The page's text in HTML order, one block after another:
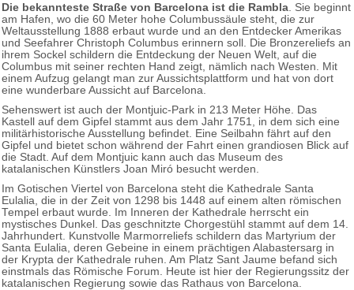
Die bekannteste Straße von Barcelona ist die Rambla . Sie beginnt
am Hafen, wo die 60 Meter hohe Columbussäule steht, die zur
Weltausstellung 1888 erbaut wurde und an den Entdecker Amerikas
und Seefahrer Christoph Columbus erinnern soll. Die Bronzereliefs an
ihrem Sockel schildern die Entdeckung der Neuen Welt, auf die
Columbus mit seiner rechten Hand zeigt, nämlich nach Westen. Mit
einem Aufzug gelangt man zur Aussichtsplattform und hat von dort
eine wunderbare Aussicht auf Barcelona.
Sehenswert ist auch der Montjuic-Park in 213 Meter Höhe. Das
Kastell auf dem Gipfel stammt aus dem Jahr 1751, in dem sich eine
militärhistorische Ausstellung befindet. Eine Seilbahn fährt auf den
Gipfel und bietet schon während der Fahrt einen grandiosen Blick auf
die Stadt. Auf dem Montjuic kann auch das Museum des
katalanischen Künstlers Joan Miró besucht werden.
Im Gotischen Viertel von Barcelona steht die Kathedrale Santa
Eulalia, die in der Zeit von 1298 bis 1448 auf einem alten römischen
Tempel erbaut wurde. Im Inneren der Kathedrale herrscht ein
mystisches Dunkel. Das geschnitzte Chorgestühl stammt auf dem 14.
Jahrhundert. Kunstvolle Marmorreliefs schildern das Martyrium der
Santa Eulalia, deren Gebeine in einem prächtigen Alabastersarg in
der Krypta der Kathedrale ruhen. Am Platz Sant Jaume befand sich
einstmals das Römische Forum. Heute ist hier der Regierungssitz der
katalanischen Regierung sowie das Rathaus von Barcelona.